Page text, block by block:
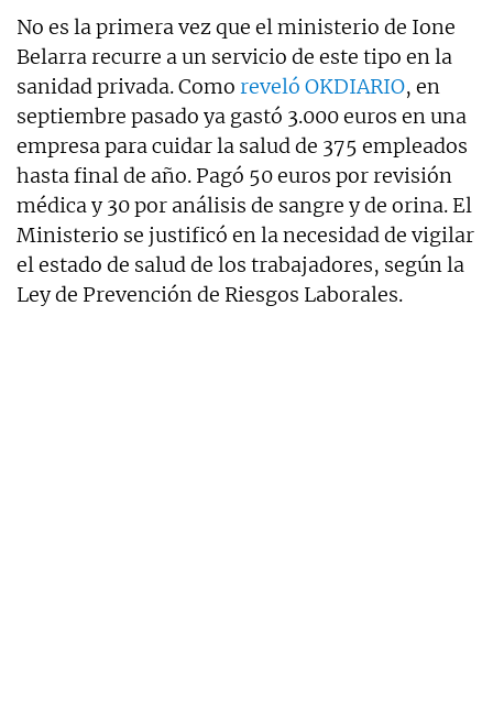
No es la primera vez que el ministerio de Ione
Belarra recurre a un servicio de este tipo en la
sanidad privada. Como reveló OKDIARIO, en
septiembre pasado ya gastó 3.000 euros en una
empresa para cuidar la salud de 375 empleados
hasta final de año. Pagó 50 euros por revisión
médica y 30 por análisis de sangre y de orina. El
Ministerio se justificó en la necesidad de vigilar
el estado de salud de los trabajadores, según la
Ley de Prevención de Riesgos Laborales.